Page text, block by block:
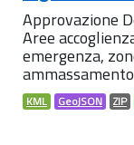
Approvazione
Aree
emergenza,
ammassamento
KML GeoJSON ZIP